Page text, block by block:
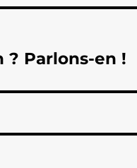
? Parlons-en !